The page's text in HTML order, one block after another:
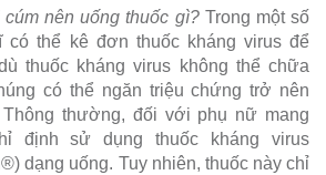
nên uống thuốc gì?Trong một số
thể kê đơn thuốc kháng virus để
thuốc kháng virus không thể chữa
có thể ngăn triệu chứng trở nên
Thông thường, đối với phụ nữ mang
định sử dụng thuốc kháng virus
dạng uống. Tuy nhiên, thuốc này chỉ